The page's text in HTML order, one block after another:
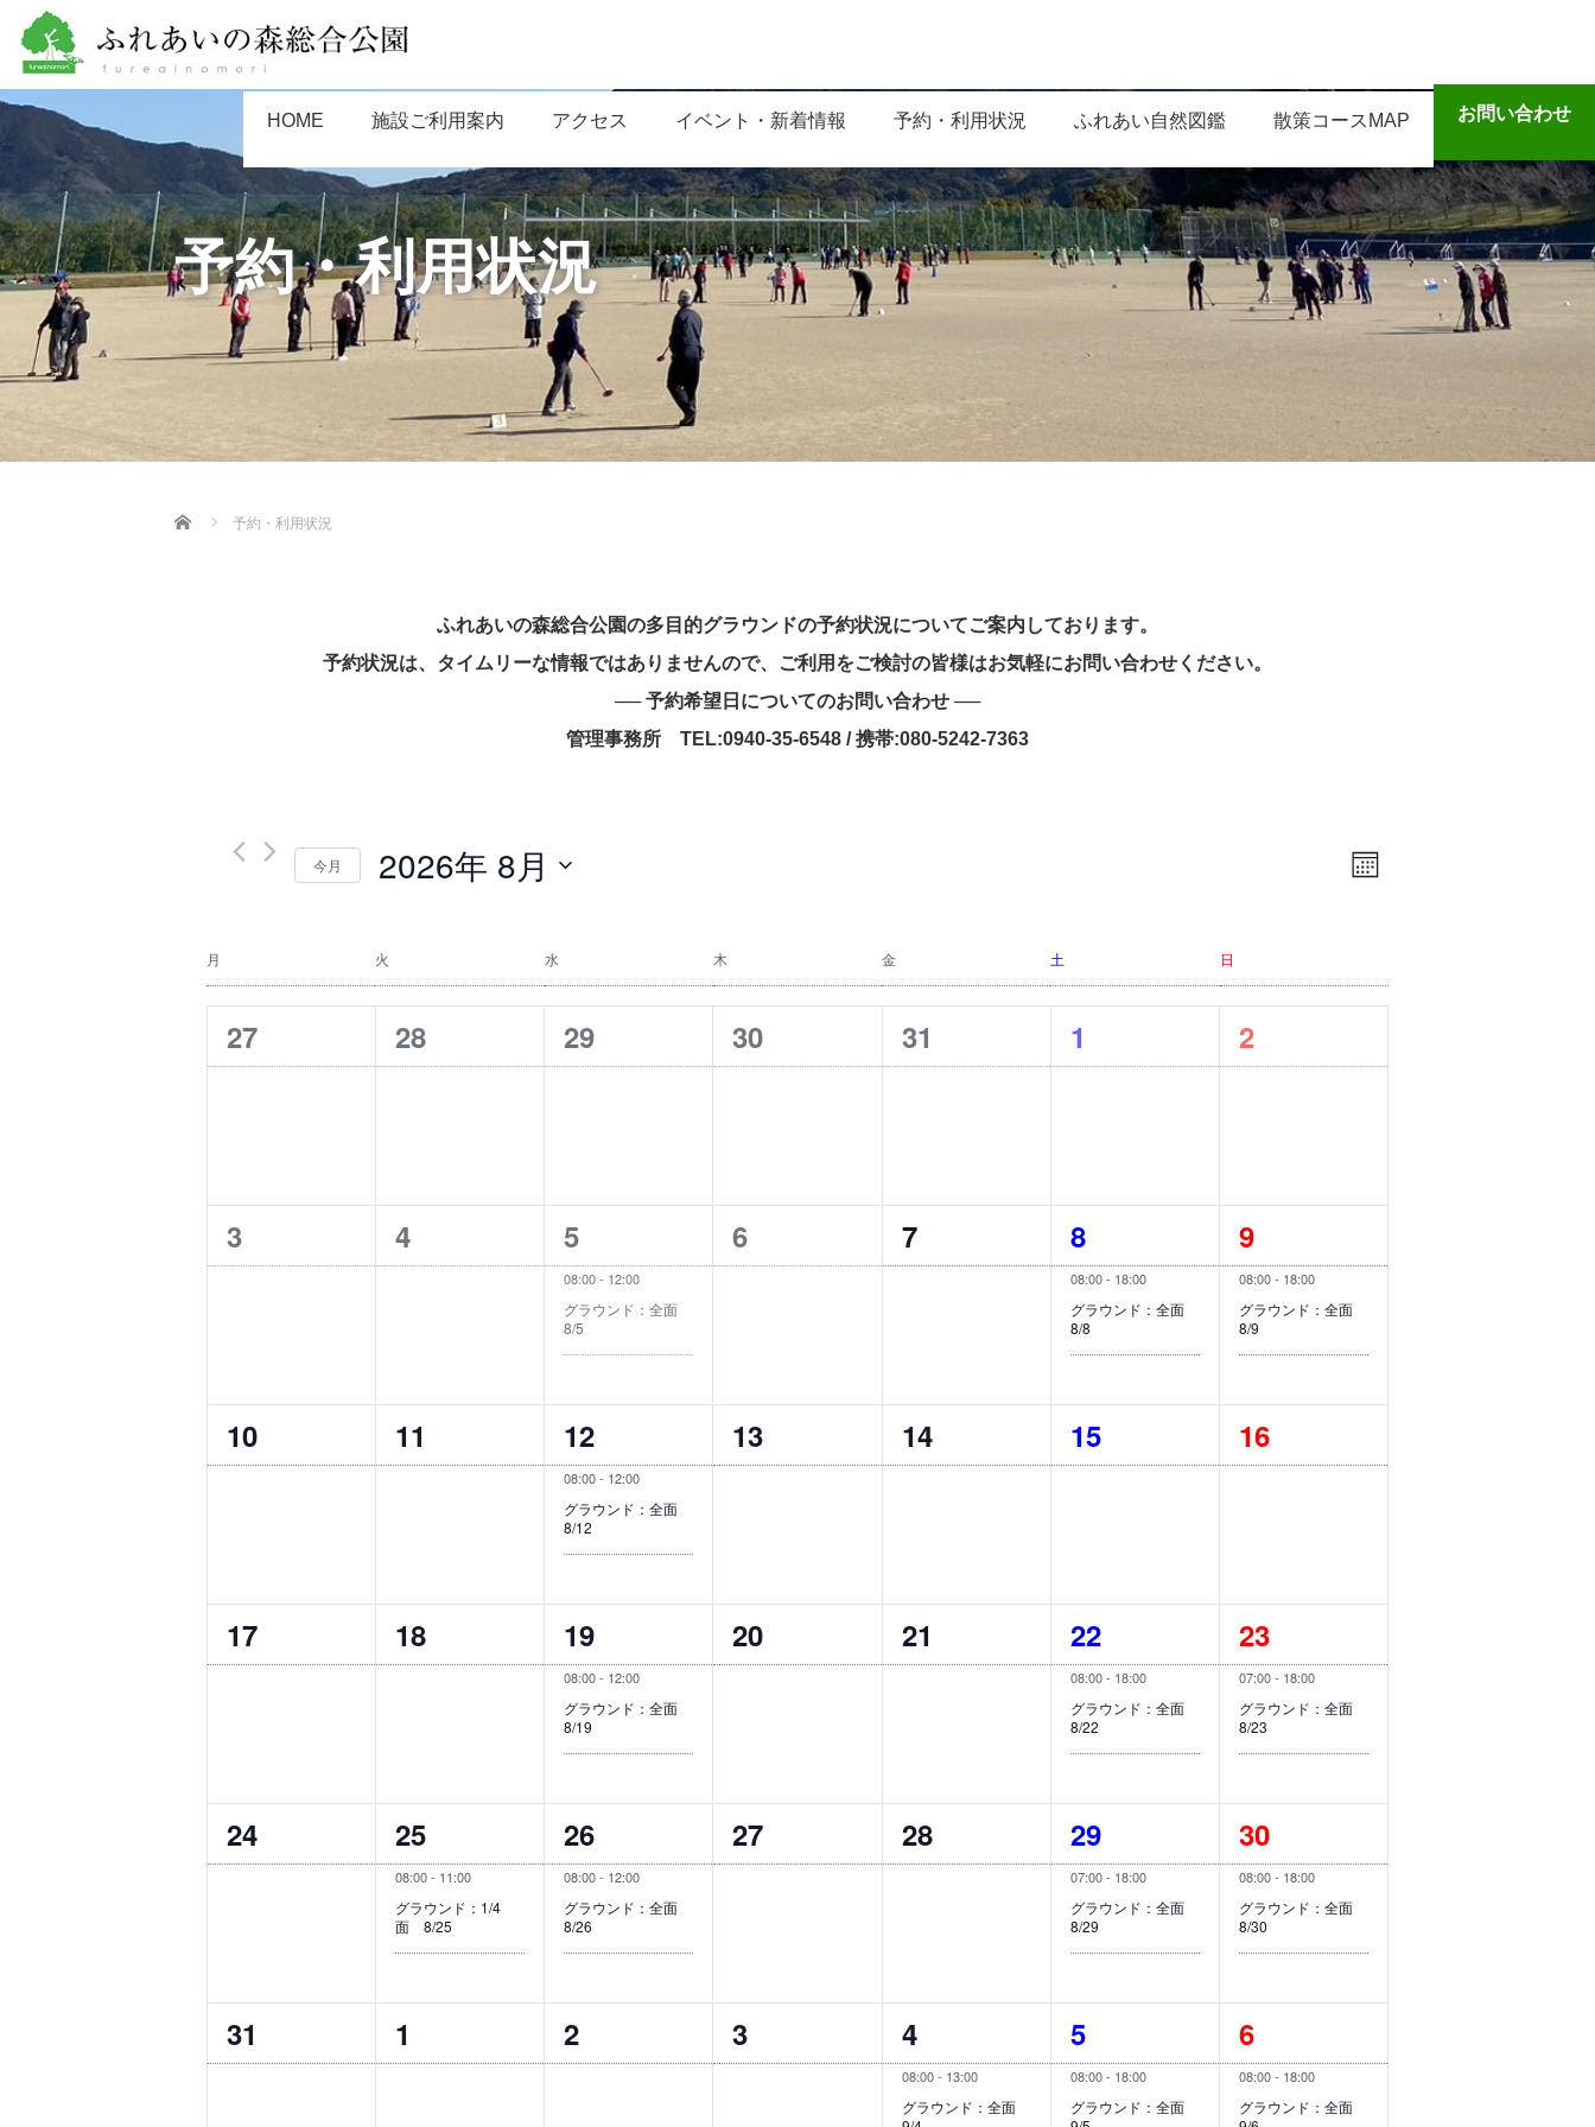
HOME 施設ご利用案内 アクセス イベント・新着情報 予約・利用状況 ふれあい自然図鑑 散策コースMAP お問い合わせ
予約・利用状況
Home 予約・利用状況
ふれあいの森総合公園の多目的グラウンドの予約状況についてご案内しております。
予約状況は、タイムリーな情報ではありませんので、ご利用をご検討の皆様はお気軽にお問い合わせください。
── 予約希望日についてのお問い合わせ ──
管理事務所 TEL:0940-35-6548 / 携帯:080-5242-7363
ビ
ュ
ナ
ビ
ー
イ
ベ
M
今月 2026年 8月
を
択
イ
ベ
ン
ト
の
ダ
ー
月 火 水 木 金 土 日
0
イ
ト
,
27
0
イ
ト
,
28
0
イ
ト
,
29
0
イ
ト
,
30
0
イ
ト
,
31
0
イ
ト
,
1
0
イ
ト
,
2
0
イ
ト
,
3
0
イ
ト
,
4
1
イ
ベ
ン
ト
,
5
08:00- 12:00
グラウンド：全面
8/5
0
イ
ト
,
6
0
イ
ト
,
7
1
イ
ベ
ン
ト
,
8
08:00- 18:00
グラウンド：全面
8/8
1
イ
ベ
ン
ト
,
9
08:00- 18:00
グラウンド：全面
8/9
0
イ
ト
,
10
0
イ
ト
,
11
1
イ
ベ
ン
ト
,
12
08:00- 12:00
グラウンド：全面
8/12
0
イ
ト
,
13
0
イ
ト
,
14
0
イ
ト
,
15
0
イ
ト
,
16
0
イ
ト
,
17
0
イ
ト
,
18
1
イ
ベ
ン
ト
,
19
08:00- 12:00
グラウンド：全面
8/19
0
イ
ト
,
20
0
イ
ト
,
21
1
イ
ベ
ン
ト
,
22
08:00- 18:00
グラウンド：全面
8/22
1
イ
ベ
ン
ト
,
23
07:00- 18:00
グラウンド：全面
8/23
0
イ
ト
,
24
1
イ
ベ
ン
ト
,
25
08:00- 11:00
グラウンド：1/4
面 8/25
1
イ
ベ
ン
ト
,
26
08:00- 12:00
グラウンド：全面
8/26
0
イ
ト
,
27
0
イ
ト
,
28
1
イ
ベ
ン
ト
,
29
07:00- 18:00
グラウンド：全面
8/29
1
イ
ベ
ン
ト
,
30
08:00- 18:00
グラウンド：全面
8/30
0
イ
31
0
イ
1
0
イ
2
0
イ
3
1
イ
ベ
4
08:00- 13:00
グラウンド：全面
1
イ
ベ
5
08:00- 18:00
グラウンド：全面
1
イ
ベ
6
08:00- 18:00
グラウンド：全面